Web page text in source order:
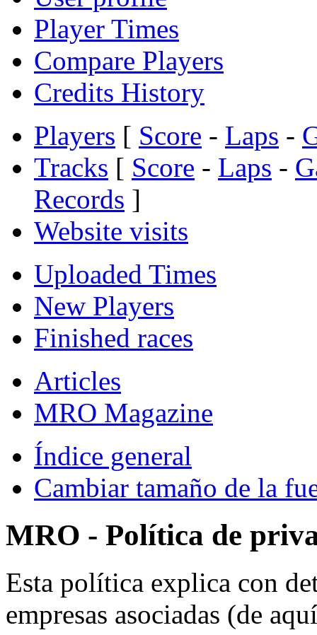
Player Times
Compare Players
Credits History
Players [ Score - Laps -
Tracks [ Score - Laps -
Records ]
Website visits
Uploaded Times
New Players
Finished races
Articles
MRO Magazine
Índice general
Cambiar tamaño de la
MRO - Política de
Esta política explica con
empresas asociadas (de